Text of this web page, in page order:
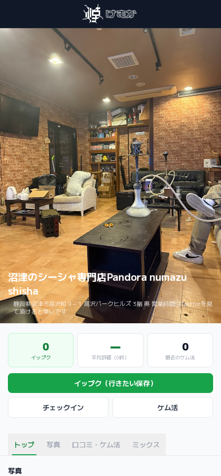
沼津のシーシャ専門店Pandora numazu
shisha
静岡県沼津市高沢町９−１ 高沢パークヒルズ 3階 奥 営業時間はTwitterを見
て頂けると幸いです
0
イップク
—
平均評価（0件）
0
最近のケム活
イップク（行きたい保存）
チェックイン ケム活
トップ 写真 口コミ・ケム活 ミックス
写真